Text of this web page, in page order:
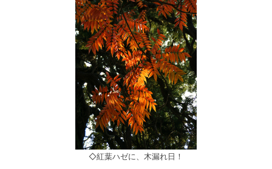
◇紅葉ハゼに、木漏れ日！